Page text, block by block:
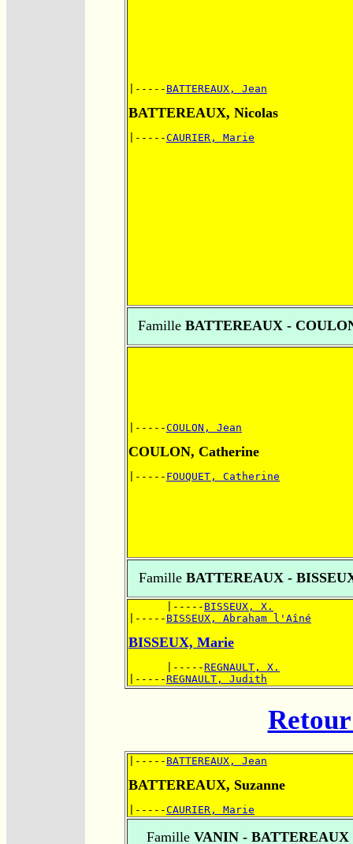
|----- BATTEREAUX, Jean
BATTEREAUX, Nicolas
|-----CAURIER, Marie
Famille BATTEREAUX -
|-----COULON, Jean
COULON, Catherine
|----- FOUQUET, Catherine
Famille BATTEREAUX -
      |-----
BISSEUX, X.
|----- BISSEUX, Abraham l'Aîné
BISSEUX, Marie
      |-----
REGNAULT, X.
|-----REGNAULT, Judith
|----- BATTEREAUX, Jean
BATTEREAUX, Suzanne
|-----CAURIER, Marie
Famille VANIN - BATTEREAUX